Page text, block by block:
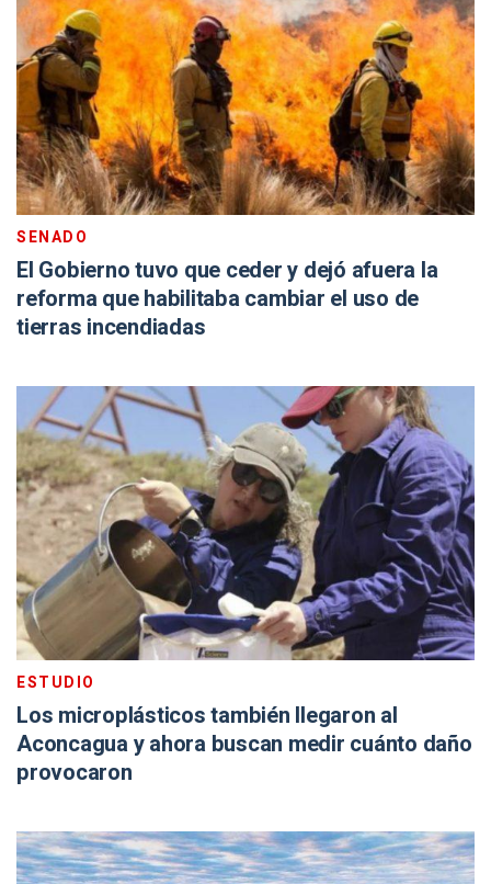
SENADO
El Gobierno tuvo que ceder y dejó afuera la
reforma que habilitaba cambiar el uso de
tierras incendiadas
ESTUDIO
Los microplásticos también llegaron al
Aconcagua y ahora buscan medir cuánto daño
provocaron